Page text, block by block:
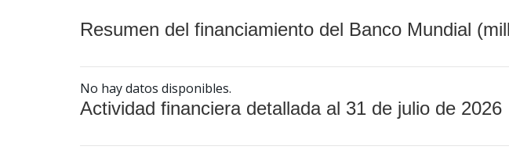
Resumen del financiamiento del Banco Mundial
No hay datos disponibles.
Actividad financiera detallada al 31 de julio de 2026